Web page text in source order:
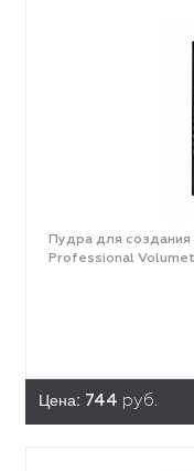
Пудра для
Professional
Цена: 744 руб.